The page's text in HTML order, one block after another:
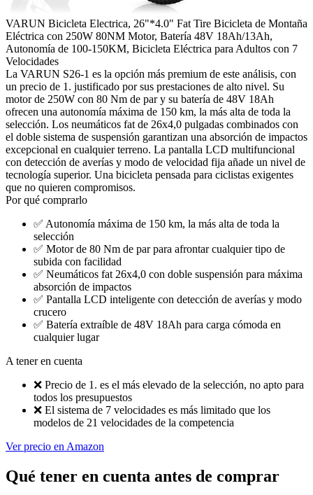
VARUN Bicicleta Electrica, 26"*4.0" Fat Tire Bicicleta de Montaña
Eléctrica con 250W 80NM Motor, Batería 48V 18Ah/13Ah,
Autonomía de 100-150KM, Bicicleta Eléctrica para Adultos con 7
Velocidades
La VARUN S26-1 es la opción más premium de este análisis, con
un precio de 1. justificado por sus prestaciones de alto nivel. Su
motor de 250W con 80 Nm de par y su batería de 48V 18Ah
ofrecen una autonomía máxima de 150 km, la más alta de toda la
selección. Los neumáticos fat de 26x4,0 pulgadas combinados con
el doble sistema de suspensión garantizan una absorción de impactos
excepcional en cualquier terreno. La pantalla LCD multifuncional
con detección de averías y modo de velocidad fija añade un nivel de
tecnología superior. Una bicicleta pensada para ciclistas exigentes
que no quieren compromisos.
Por qué comprarlo
✅ Autonomía máxima de 150 km, la más alta de toda la
selección
✅ Motor de 80 Nm de par para afrontar cualquier tipo de
subida con facilidad
✅ Neumáticos fat 26x4,0 con doble suspensión para máxima
absorción de impactos
✅ Pantalla LCD inteligente con detección de averías y modo
crucero
✅ Batería extraíble de 48V 18Ah para carga cómoda en
cualquier lugar
A tener en cuenta
❌ Precio de 1. es el más elevado de la selección, no apto para
todos los presupuestos
❌ El sistema de 7 velocidades es más limitado que los
modelos de 21 velocidades de la competencia
Ver precio en Amazon
Qué tener en cuenta antes de comprar